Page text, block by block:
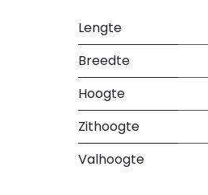
Lengte
Breedte
Hoogte
Zithoogte
Valhoogte